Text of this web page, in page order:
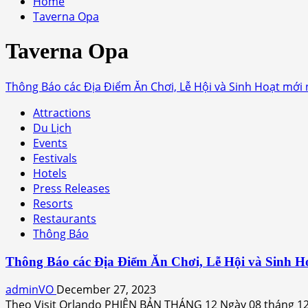
Taverna Opa
Taverna Opa
Thông Báo các Địa Điểm Ăn Chơi, Lễ Hội và Sinh Hoạt
Attractions
Du Lịch
Events
Festivals
Hotels
Press Releases
Resorts
Restaurants
Thông Báo
Thông Báo các Địa Điểm Ăn Chơi, Lễ Hội và Sinh
adminVO December 27, 2023
Theo Visit Orlando PHIÊN BẢN THÁNG 12 Ngày 08 tháng